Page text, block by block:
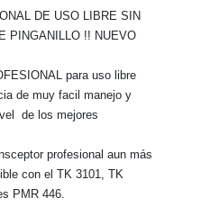
DE USO LIBRE SIN
PINGANILLO !! NUEVO
para uso libre
de muy facil manejo y
de los mejores
profesional aun más
con el TK 3101, TK
PMR 446.